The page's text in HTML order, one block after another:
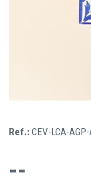
Ref.: CEV-LCA-
--